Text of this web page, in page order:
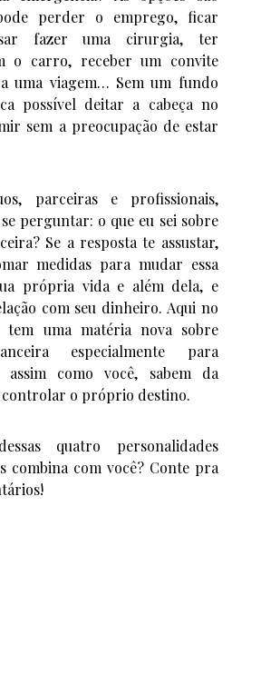
perder o emprego, ficar
fazer uma cirurgia, ter
o carro, receber um convite
uma viagem… Sem um fundo
possível deitar a cabeça no
sem a preocupação de estar
parceiras e profissionais,
perguntar: o que eu sei sobre
Se a resposta te assustar,
medidas para mudar essa
própria vida e além dela, e
com seu dinheiro. Aqui no
tem uma matéria nova sobre
especialmente para
assim como você, sabem da
o próprio destino.
quatro personalidades
combina com você? Conte pra